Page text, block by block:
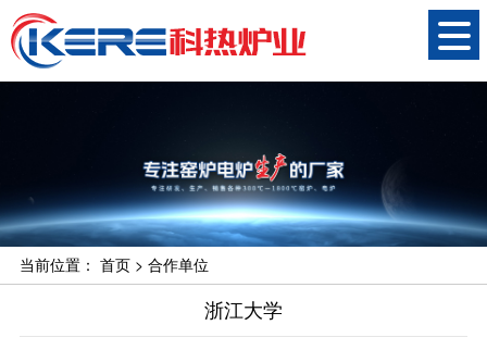
当前位置： 首页> 合作单位
浙江大学